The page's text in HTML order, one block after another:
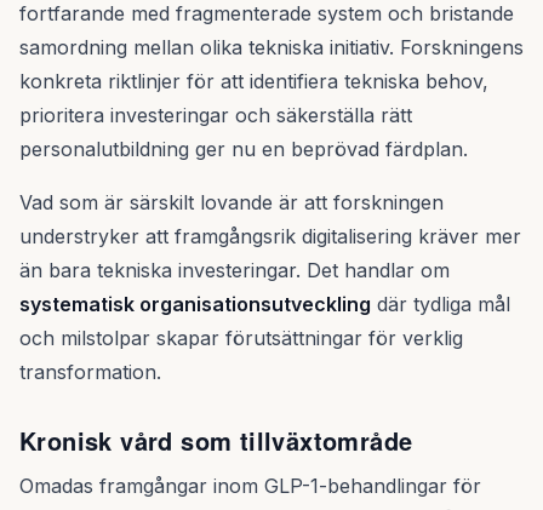
fortfarande med fragmenterade system och bristande
samordning mellan olika tekniska initiativ. Forskningens
konkreta riktlinjer för att identifiera tekniska behov,
prioritera investeringar och säkerställa rätt
personalutbildning ger nu en beprövad färdplan.
Vad som är särskilt lovande är att forskningen
understryker att framgångsrik digitalisering kräver mer
än bara tekniska investeringar. Det handlar om
systematisk organisationsutveckling där tydliga mål
och milstolpar skapar förutsättningar för verklig
transformation.
Kronisk vård som tillväxtområde
Omadas framgångar inom GLP-1-behandlingar för